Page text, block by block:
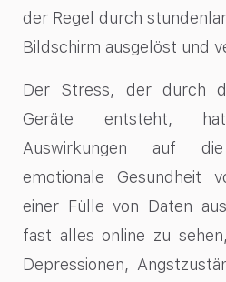
der Regel durch
Bildschirm ausgelöst und
Der Stress, der durch
Geräte entsteht,
Auswirkungen auf
emotionale Gesundheit
einer Fülle von Daten
fast alles online zu
Depressionen,